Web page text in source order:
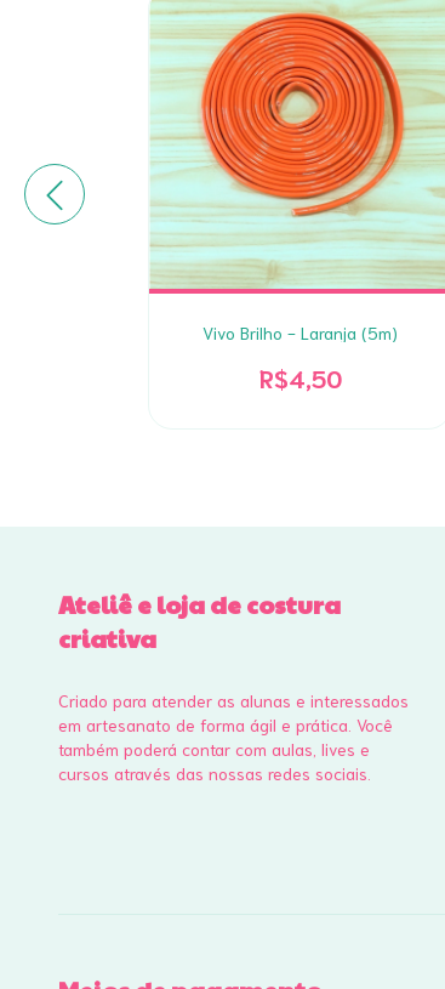
Vivo Brilho - Laranja (5m)
R$4,50
Ateliê e loja de costura
criativa
Criado para atender as alunas e interessados
em artesanato de forma ágil e prática. Você
também poderá contar com aulas, lives e
cursos através das nossas redes sociais.